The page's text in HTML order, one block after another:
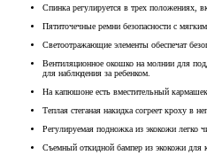
Спинка регулируется в трех положениях,
Пятиточечные ремни безопасности с
Светоотражающие элементы обеспечат
Вентиляционное окошко на молнии для
для наблюдения за ребенком.
На капюшоне есть вместительный
Теплая стеганая накидка согреет кроху в
Регулируемая подножка из экокожи легко
Съемный откидной бампер из экокожи для